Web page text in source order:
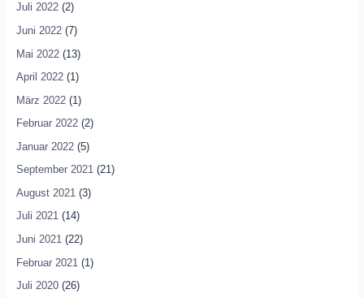
Juli 2022(2)
Juni 2022(7)
Mai 2022(13)
April 2022(1)
März 2022(1)
Februar 2022(2)
Januar 2022(5)
September 2021(21)
August 2021 (3)
Juli 2021(14)
Juni 2021(22)
Februar 2021 (1)
Juli 2020(26)